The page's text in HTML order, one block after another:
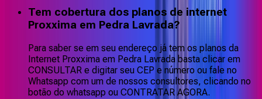
Tem cobertura dos planos de internet
Proxxima em Pedra Lavrada?
Para saber se em seu endereço já tem os planos da
Internet Proxxima em Pedra Lavrada basta clicar em
CONSULTAR e digitar seu CEP e número ou fale no
Whatsapp com um de nossos consultores, clicando no
botão do whatsapp ou CONTRATAR AGORA.